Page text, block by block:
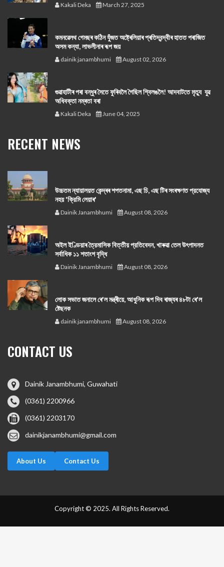
Kakali Deka March 27, 2025
কমনৱেলথ গেমছৰ কঠিন যুঁজত অষ্ট্ৰেলিয়াৰ প্ৰতিদ্বন্দ্বীৰ হাতত পৰাজিত
অসম কন্যা, লাভলীনাৰ ৰূপ জয়
dainik janambhumi August 02, 2026
গুৱাহাটীৰ পৰা বন্ধুৰ সৈতে ফুৰিবলৈ গৈছিল শ্বিলঙলৈ! আদবাটতে মৃত্যু যুৱ
অধিবক্তা নম্ৰতা বৰা
Kakali Deka June 04, 2025
RECENT NEWS
উচ্চতম ন্যায়ালয়ত কেন্দ্ৰৰ শপতনামা, এছ চি, এছ টিৰ সংৰক্ষণত প্রযোজ্য
নহয় 'ক্রিমি লেয়াৰ'
Dainik Janambhumi August 08, 2026
অইল ইণ্ডিয়াৰ ত্রৈমাসিক বিত্তীয় প্রতিবেদন, খাৰুৱা তেল উৎপাদনত
সর্বাধিক ১১ শতাংশ বৃদ্ধি
Dainik Janambhumi August 08, 2026
লোক সভাত জনালে ৰে'ল মন্ত্ৰীয়ে, আধুনিক ৰূপ দিব ৰাজ্যৰ ৪৮টা ৰে'ল
ষ্টেছনক
dainik janambhumi August 08, 2026
CONTACT US
Dainik Janambhumi, Guwahati
(0361) 2200966
(0361) 2203170
dainikjanambhumi@gmail.com
About Us Contact Us
Copyright © 2025. All Rights Reserved.